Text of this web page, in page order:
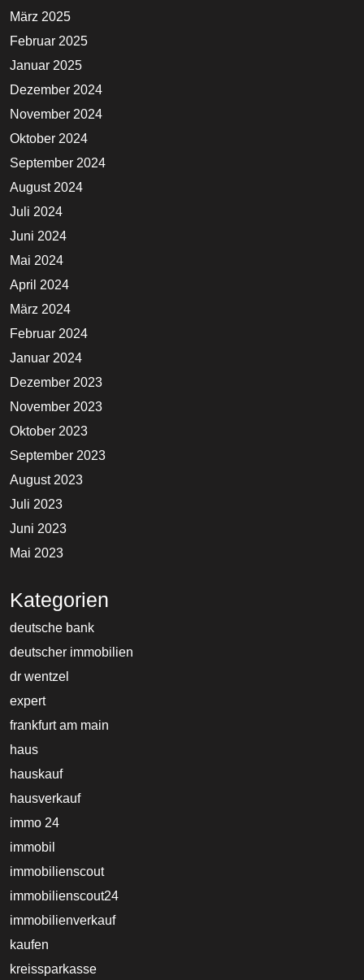
März 2025
Februar 2025
Januar 2025
Dezember 2024
November 2024
Oktober 2024
September 2024
August 2024
Juli 2024
Juni 2024
Mai 2024
April 2024
März 2024
Februar 2024
Januar 2024
Dezember 2023
November 2023
Oktober 2023
September 2023
August 2023
Juli 2023
Juni 2023
Mai 2023
Kategorien
deutsche bank
deutscher immobilien
dr wentzel
expert
frankfurt am main
haus
hauskauf
hausverkauf
immo 24
immobil
immobilienscout
immobilienscout24
immobilienverkauf
kaufen
kreissparkasse